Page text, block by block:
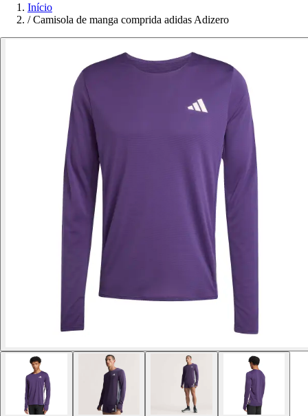
Início
/ Camisola de manga comprida adidas Adizero